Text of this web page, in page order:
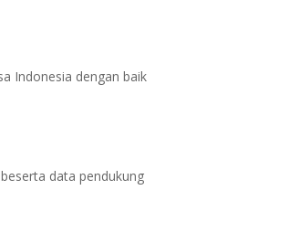
Indonesia dengan baik
data pendukung